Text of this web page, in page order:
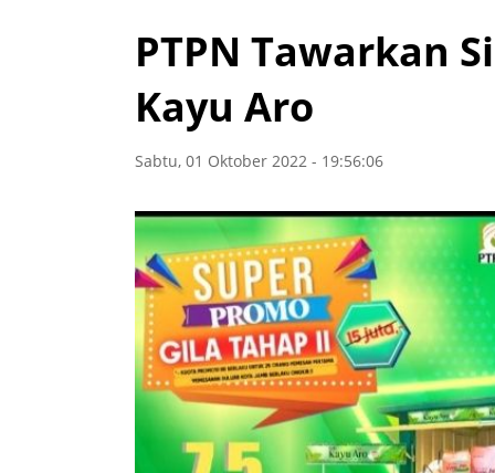
PTPN Tawarkan
Kayu Aro
Sabtu, 01 Oktober 2022 - 19:56:06